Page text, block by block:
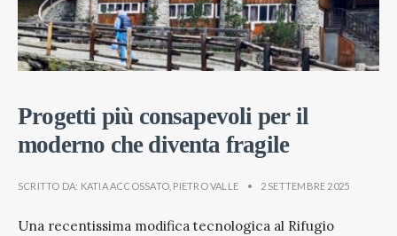
Progetti più consapevoli per il
moderno che diventa fragile
SCRITTO DA: KATIA ACCOSSATO, PIETRO VALLE • 2 SETTEMBRE 2025
Una recentissima modifica tecnologica al Rifugio